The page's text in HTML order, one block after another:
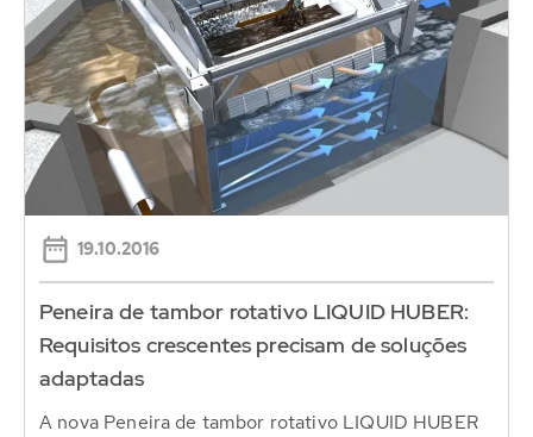
19.10.2016
Peneira de tambor rotativo LIQUID HUBER:
Requisitos crescentes precisam de soluções
adaptadas
A nova Peneira de tambor rotativo LIQUID HUBER